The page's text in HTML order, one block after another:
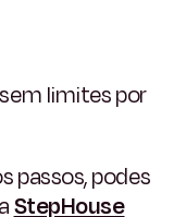
limites por
passos, podes
StepHouse